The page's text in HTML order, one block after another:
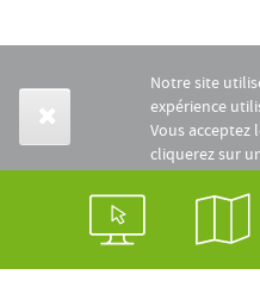
Notre site
expérience
Vous
cliquerez sur
En